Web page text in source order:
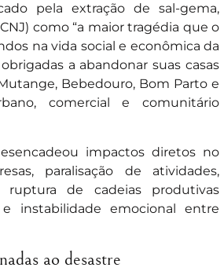
pela extração de sal-gema,
como “a maior tragédia que o
na vida social e econômica da
a abandonar suas casas
Bebedouro, Bom Parto e
comercial e comunitário
impactos diretos no
paralisação de atividades,
de cadeias produtivas
instabilidade emocional entre
ao desastre